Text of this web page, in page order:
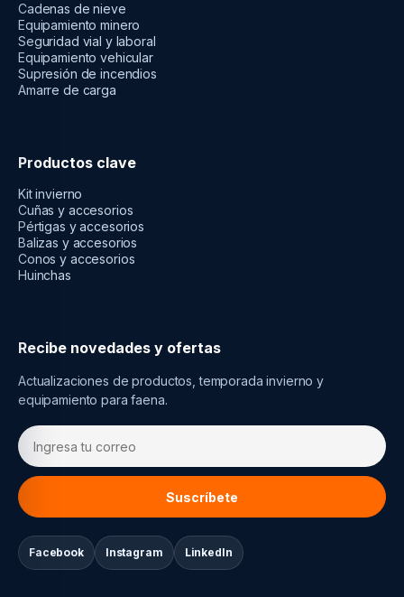
Cadenas de nieve
Equipamiento minero
Seguridad vial y laboral
Equipamiento vehicular
Supresión de incendios
Amarre de carga
Productos clave
Kit invierno
Cuñas y accesorios
Pértigas y accesorios
Balizas y accesorios
Conos y accesorios
Huinchas
Recibe novedades y ofertas
Actualizaciones de productos, temporada invierno y
equipamiento para faena.
Suscríbete
Facebook Instagram LinkedIn